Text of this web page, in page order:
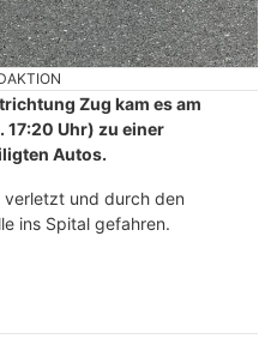
Zug kam es am
17:20 Uhr) zu einer
Autos.
verletzt und durch den
ins Spital gefahren.